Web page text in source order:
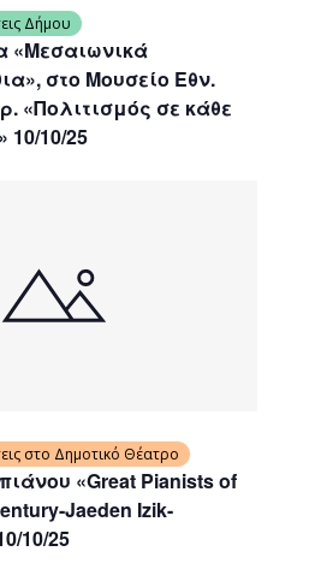
«Μεσαιωνικά
στο Μουσείο Εθν.
«Πολιτισμός σε κάθε
10/10/25
Δήμου
«Great Pianists of
Jaeden Izik-
10/25
στο Δημοτικό Θέατρο